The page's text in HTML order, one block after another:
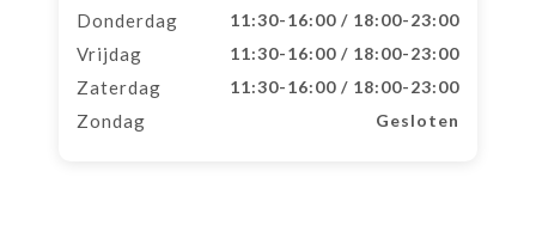
Donderdag 11:30-16:00 / 18:00-23:00
Vrijdag 11:30-16:00 / 18:00-23:00
Zaterdag 11:30-16:00 / 18:00-23:00
Zondag Gesloten